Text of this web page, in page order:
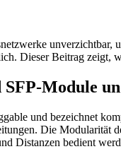
unverzichtbar,
Dieser Beitrag zeigt,
Module
und bezeichnet
Die Modularität
Distanzen bedient